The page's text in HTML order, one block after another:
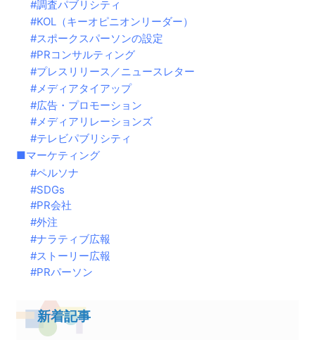
調査パブリシティ
KOL（キーオピニオンリーダー）
スポークスパーソンの設定
PRコンサルティング
プレスリリース／ニュースレター
メディアタイアップ
広告・プロモーション
メディアリレーションズ
テレビパブリシティ
マーケティング
ペルソナ
SDGs
PR会社
外注
ナラティブ広報
ストーリー広報
PRパーソン
新着記事